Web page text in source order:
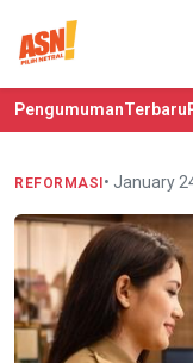
PengumumanTerbaru
REFORMASI• January